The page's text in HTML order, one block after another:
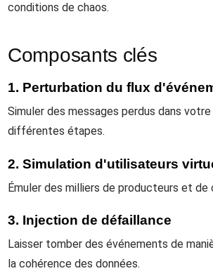
conditions de chaos.
Composants clés
1. Perturbation du flux
Simuler des messages perdus dans
différentes étapes.
2. Simulation d'utilisateurs
Émuler des milliers de producteurs et
3. Injection de défaillance
Laisser tomber des événements de
la cohérence des données.